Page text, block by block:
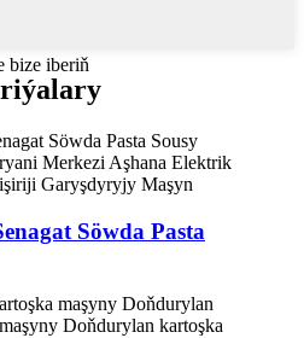
bize iberiň
Söwda Pasta